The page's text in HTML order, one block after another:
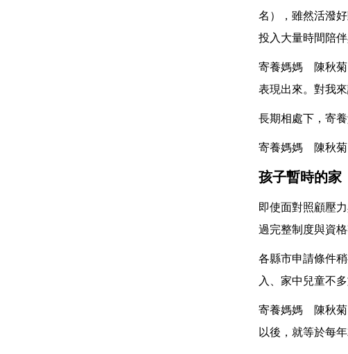
名），雖然活潑
投入大量時間陪
寄養媽媽 陳秋菊
表現出來。對我
長期相處下，寄
寄養媽媽 陳秋菊
孩子暫時的
即使面對照顧壓
過完整制度與資格
各縣市申請條件
入、家中兒童不
寄養媽媽 陳秋菊
以後，就等於每年